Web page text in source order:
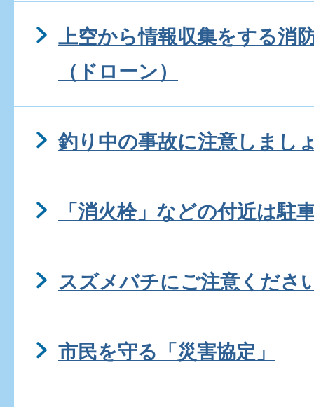
上空から情報収集をする消
（ドローン）
釣り中の事故に注意しまし
「消火栓」などの付近は駐
スズメバチにご注意くださ
市民を守る「災害協定」